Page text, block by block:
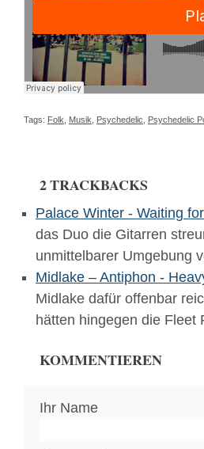
Tags: Folk Musik Psychedelic Psychedelic
2 TRACKBACKS
Palace Winter - Waiting
das Duo die Gitarren
unmittelbarer Umgebung
Midlake – Antiphon -
Midlake dafür offenbar
hätten hingegen die Fleet
KOMMENTIEREN
Ihr Name